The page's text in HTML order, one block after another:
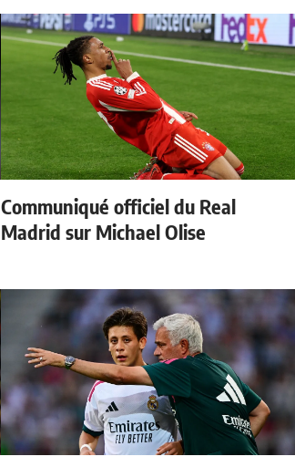
Communiqué officiel du Real
Madrid sur Michael Olise